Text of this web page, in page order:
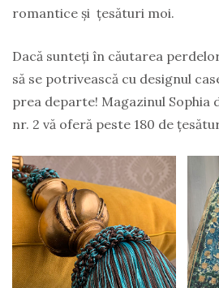
romantice și țesături moi.
Dacă sunteți în căutarea
să se potrivească cu designul
prea departe! Magazinul Sophia
nr. 2 vă oferă peste 180 de